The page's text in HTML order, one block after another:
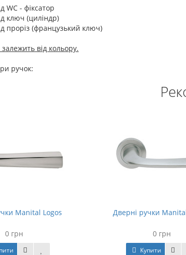
WC - фіксатор
ключ (циліндр)
проріз (французький ключ)
від кольору.
ручок:
Manital Logos
0 грн
Дверні ручки
0 грн
Купити